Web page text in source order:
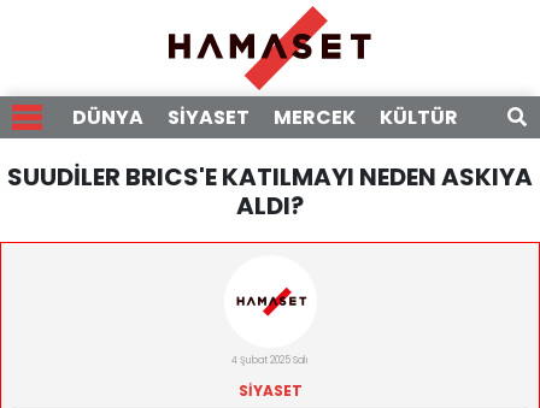
DÜNYA SİYASET MERCEK KÜLTÜR
SUUDİLER BRICS'E KATILMAYI NEDEN ASKIYA
ALDI?
4 Şubat 2025 Salı
SİYASET